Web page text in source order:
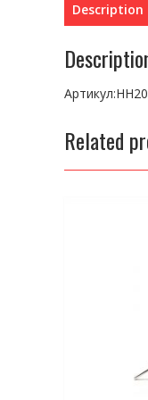
Description
Related